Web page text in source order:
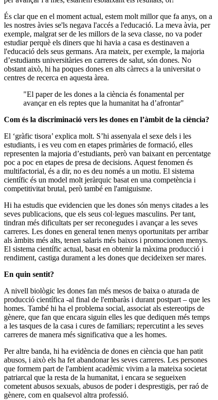
És clar que en el moment actual, estem molt millor que fa anys, on a
les nostres àvies se'ls negava l'accés a l'educació. La meva àvia, per
exemple, malgrat ser de les millors de la seva classe, no va poder
estudiar perquè els diners que hi havia a casa es destinaven a
l'educació dels seus germans. Ara mateix, per exemple, la majoria
d’estudiants universitàries en carreres de salut, són dones. No
obstant això, hi ha poques dones en alts càrrecs a la universitat o
centres de recerca en aquesta àrea.
"El paper de les dones a la ciència és fonamental per
avançar en els reptes que la humanitat ha d’afrontar"
Com és la discriminació vers les dones en l’àmbit de la ciència?
El ‘gràfic tisora’ explica molt. S’hi assenyala el sexe dels i les
estudiants, i es veu com en etapes primàries de formació, elles
representen la majoria d’estudiants, però van baixant en percentatge
poc a poc en etapes de presa de decisions. Aquest fenomen és
multifactorial, és a dir, no es deu només a un motiu. El sistema
científic és un model molt jeràrquic basat en una competència i
competitivitat brutal, però també en l'amiguisme.
Hi ha estudis que evidencien que les dones són menys citades a les
seves publicacions, que els seus col·legues masculins. Per tant,
tindran més dificultats per ser reconegudes i avançar a les seves
carreres. Les dones en general tenen menys oportunitats per arribar
als àmbits més alts, tenen salaris més baixos i promocionen menys.
El sistema científic actual, basat en obtenir la màxima producció i
rendiment, castiga durament a les dones que decideixen ser mares.
En quin sentit?
A nivell biològic les dones fan més mesos de baixa o aturada de
producció científica -al final de l'embaràs i durant postpart – que les
homes. També hi ha el problema social, associat als estereotips de
gènere, que fan que encara siguin elles les que dediquen més temps
a les tasques de la casa i cures de familiars; repercutint a les seves
carreres de manera més significativa que a les homes.
Per altre banda, hi ha evidència de dones en ciència que han patit
abusos, i això els ha fet abandonar les seves carreres. Les persones
que formem part de l'ambient acadèmic vivim a la mateixa societat
patriarcal que la resta de la humanitat, i encara se segueixen
cometent abusos sexuals, abusos de poder i desprestigis, per raó de
gènere, com en qualsevol altra professió.